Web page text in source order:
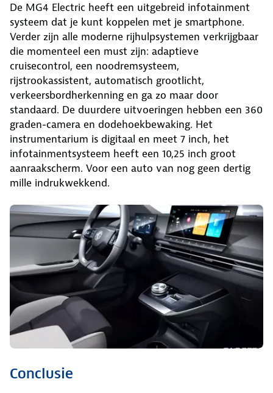
De MG4 Electric heeft een uitgebreid infotainment
systeem dat je kunt koppelen met je smartphone.
Verder zijn alle moderne rijhulpsystemen verkrijgbaar
die momenteel een must zijn: adaptieve
cruisecontrol, een noodremsysteem,
rijstrookassistent, automatisch grootlicht,
verkeersbordherkenning en ga zo maar door
standaard. De duurdere uitvoeringen hebben een 360
graden-camera en dodehoekbewaking. Het
instrumentarium is digitaal en meet 7 inch, het
infotainmentsysteem heeft een 10,25 inch groot
aanraakscherm. Voor een auto van nog geen dertig
mille indrukwekkend.
Conclusie